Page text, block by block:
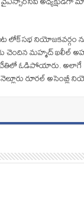
లోక్‌సభ
చెందిన మహ్మద్‌ ఖలీల్‌
అలాగే
రూరల్